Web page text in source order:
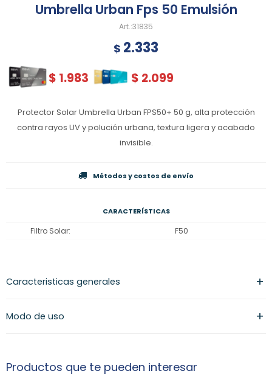
Umbrella Urban Fps 50 Emulsión
31835
$ 2.333
$ 1.983 $ 2.099
Protector Solar Umbrella Urban FPS50+ 50 g, alta protección
contra rayos UV y polución urbana, textura ligera y acabado
invisible.
Métodos y costos de envío
CARACTERÍSTICAS
Filtro Solar F50
Caracteristicas generales
Modo de uso
Productos que te pueden interesar